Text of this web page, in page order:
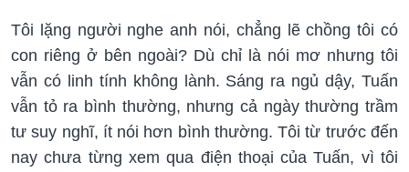
Tôi lặng người nghe anh nói, chẳng lẽ chồng tôi có
con riêng ở bên ngoài? Dù chỉ là nói mơ nhưng tôi
vẫn có linh tính không lành. Sáng ra ngủ dậy, Tuấn
vẫn tỏ ra bình thường, nhưng cả ngày thường trầm
tư suy nghĩ, ít nói hơn bình thường. Tôi từ trước đến
nay chưa từng xem qua điện thoại của Tuấn, vì tôi